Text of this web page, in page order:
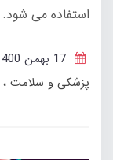
استفاده می شود.
پزشکی و سلامت